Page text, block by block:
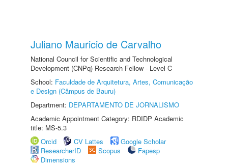
Juliano Mauricio de Carvalho
National Council for Scientific and Technological
Development (CNPq) Research Fellow - Level C
School: Faculdade de Arquitetura, Artes, Comunicação
e Design (Câmpus de Bauru)
Department: DEPARTAMENTO DE JORNALISMO
Academic Appointment Category: RDIDP Academic
title: MS-5.3
Orcid
CV Lattes
Google Scholar
ResearcherID
Scopus
Fapesp
Dimensions